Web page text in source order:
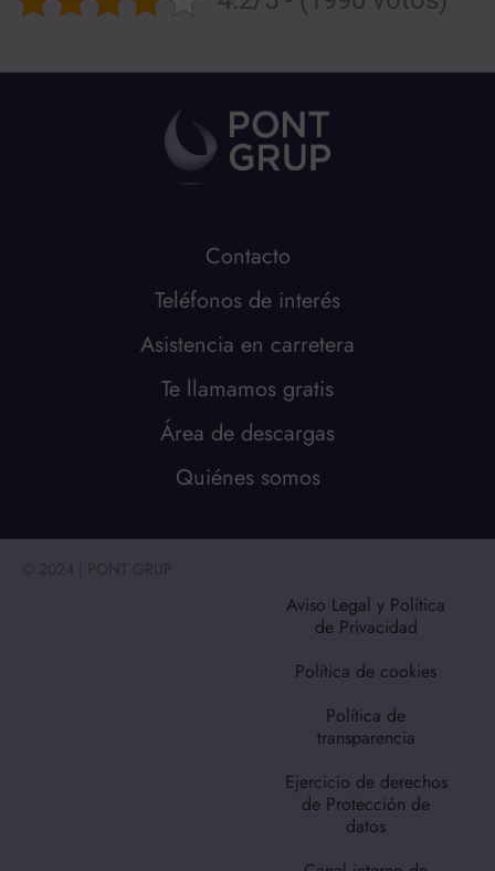
Contacto
Teléfonos de interés
Asistencia en carretera
Te llamamos gratis
Área de descargas
Quiénes somos
© 2024 | PONT GRUP
Aviso Legal y Política
de Privacidad
Política de cookies
Política de
transparencia
Ejercicio de derechos
de Protección de
datos